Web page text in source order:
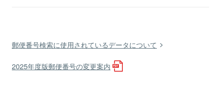
郵便番号検索に使用されているデータについて
2025年度版郵便番号の変更案内